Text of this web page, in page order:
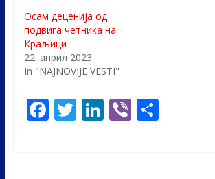
Осам деценија од
подвига четника на
Краљици
22. април 2023.
In "NAJNOVIJE VESTI"
F
ac
T
w
Li
n
Vi
b
S